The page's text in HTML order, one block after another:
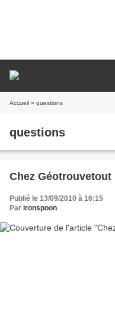
Accueil » questions
questions
Chez Géotrouvetout
Publié le 13/09/2010 à 16:15
Par ironspoon